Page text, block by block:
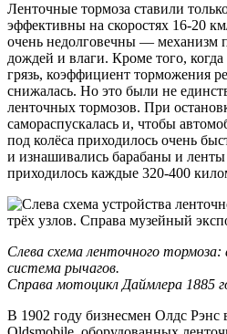
Ленточные тормоза ставили
эффективны на скоростях 16-20
очень недолговечны — механизм
дождей и влаги. Кроме того,
грязь, коэффициент торможения
снижалась. Но это были не
ленточных тормозов. При
самораспускалась и, чтобы
под колёса приходилось очень
и изнашивались барабаны и
приходилось каждые 320-400
Слева схема ленточного
система рычагов.
Справа мотоцикл Даймлера 1885
В 1902 году бизнесмен Олдс Рэнс